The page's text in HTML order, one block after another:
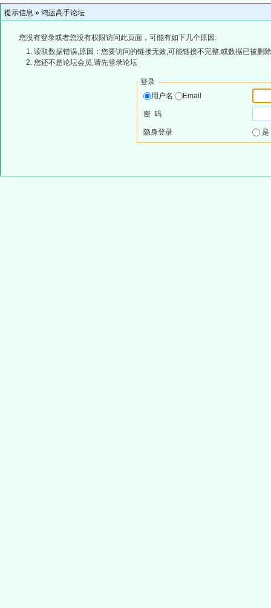
提示信息 » 鸿运高手论坛
您没有登录或者您没有权限访问此页面，可能有如下几个原因:
读取数据错误,原因：您要访问的链接无效,可能链接不完整,或数据已被删
您还不是论坛会员,请先登录论坛
登录
用户名
Email
密 码
隐身登录